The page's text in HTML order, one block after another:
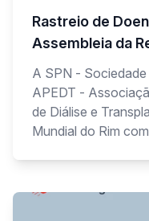
Rastreio de
Assembleia da
A SPN -
APEDT -
de Diálise e
Mundial do Rim